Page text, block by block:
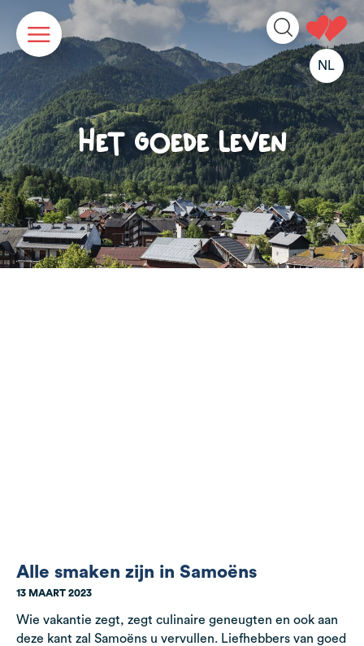
NL
Het goede leven
Alle smaken zijn in Samoëns
13 MAART 2023
Wie vakantie zegt, zegt culinaire geneugten en ook aan
deze kant zal Samoëns u vervullen. Liefhebbers van goed
Cookies beheer paneel